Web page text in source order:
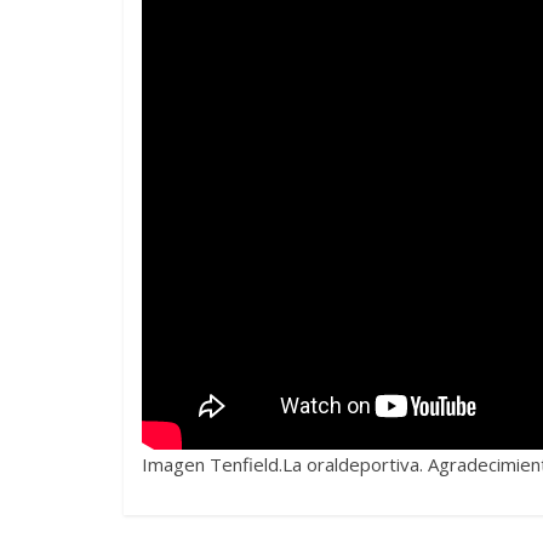
Imagen Tenfield.La oraldeportiva.